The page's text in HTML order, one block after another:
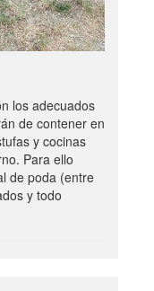
los adecuados
de contener en
y cocinas
Para ello
de poda (entre
y todo